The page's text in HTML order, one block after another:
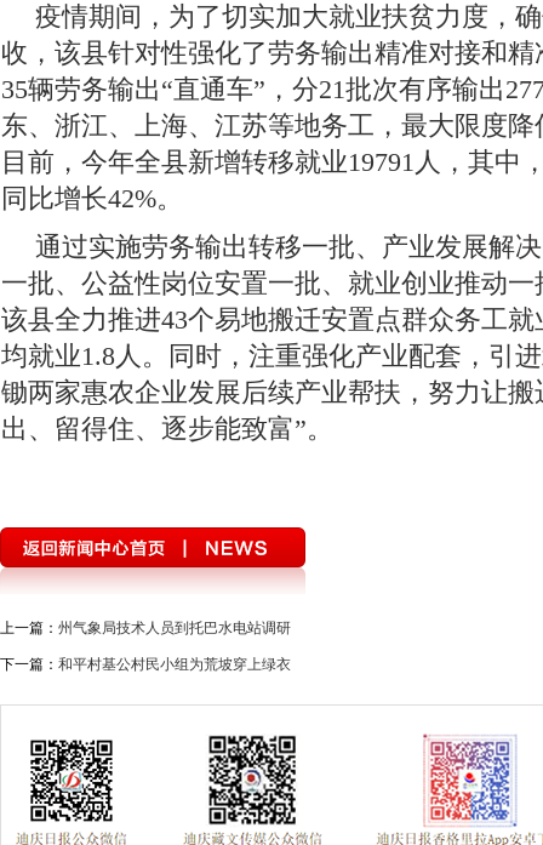
疫情期间，为了切实加大就业扶贫力度，
收，该县针对性强化了劳务输出精准对接和
35辆劳务输出“直通车”，分21批次有序输出
东、浙江、上海、江苏等地务工，最大限度
目前，今年全县新增转移就业19791人，其中
同比增长42%。
通过实施劳务输出转移一批、产业发展解
一批、公益性岗位安置一批、就业创业推动一
该县全力推进43个易地搬迁安置点群众务工
均就业1.8人。同时，注重强化产业配套，引
锄两家惠农企业发展后续产业帮扶，努力让搬
出、留得住、逐步能致富”。
上一篇： 州气象局技术人员到托巴水电站调研
下一篇： 和平村基公村民小组为荒坡穿上绿衣